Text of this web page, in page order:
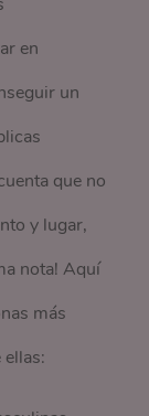
en
un
que no
y lugar,
nota! Aquí
más